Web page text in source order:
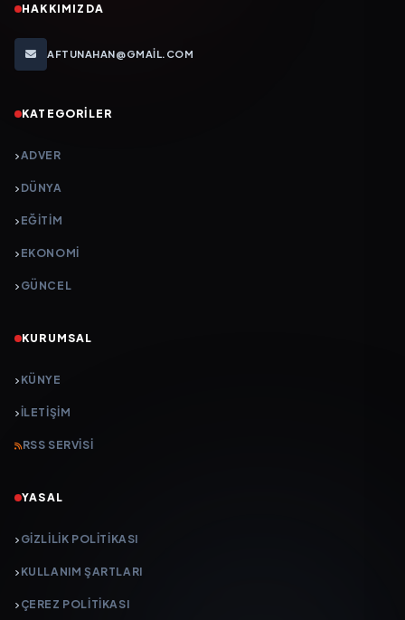
HAKKIMIZDA
AFTUNAHAN@GMAIL.COM
KATEGORILER
ADVER
DÜNYA
EĞİTİM
EKONOMİ
GÜNCEL
KURUMSAL
KÜNYE
İLETIŞIM
RSS SERVISI
YASAL
GIZLILIK POLITIKASI
KULLANIM ŞARTLARI
ÇEREZ POLITIKASI